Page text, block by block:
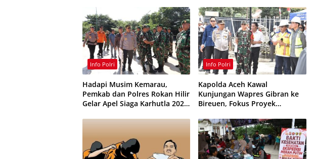
Info Polri
Hadapi Musim Kemarau,
Pemkab dan Polres Rokan Hilir
Gelar Apel Siaga Karhutla 2026,
Kebakaran
Info Polri
Kapolda Aceh Kawal
Kunjungan Wapres Gibran ke
Bireuen, Fokus Proyek